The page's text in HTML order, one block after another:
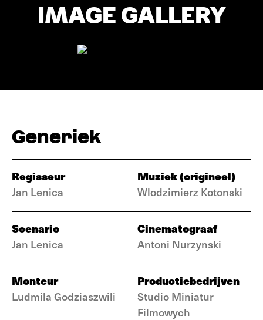
IMAGE GALLERY
Generiek
Regisseur
Jan Lenica
Muziek (origineel)
Wlodzimierz Kotonski
Scenario
Jan Lenica
Cinematograaf
Antoni Nurzynski
Monteur
Ludmila Godziaszwili
Productiebedrijven
Studio Miniatur
Filmowych